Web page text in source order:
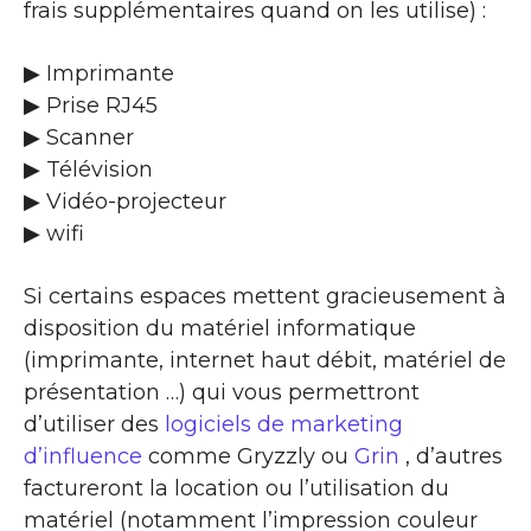
frais supplémentaires quand on les utilise) :
▶ Imprimante
▶ Prise RJ45
▶ Scanner
▶ Télévision
▶ Vidéo-projecteur
▶ wifi
Si certains espaces mettent gracieusement à
disposition du matériel informatique
(imprimante, internet haut débit, matériel de
présentation …) qui vous permettront
d’utiliser des logiciels de marketing
d’influence comme Gryzzly ou Grin , d’autres
factureront la location ou l’utilisation du
matériel (notamment l’impression couleur